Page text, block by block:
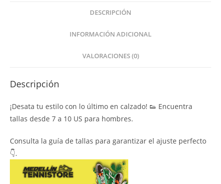
DESCRIPCIÓN
INFORMACIÓN ADICIONAL
VALORACIONES (0)
Descripción
¡Desata tu estilo con lo último en calzado! 👟 Encuentra
tallas desde 7 a 10 US para hombres.
Consulta la guía de tallas para garantizar el ajuste perfecto
👇.